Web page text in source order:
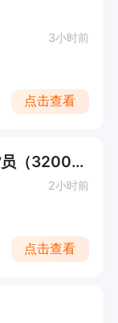
3小时前
点击查看
鲜蜂超市各店招聘收银员、理货员（3200元底薪+）
2小时前
点击查看